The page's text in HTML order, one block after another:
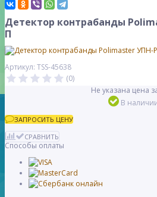
Детектор контрабанды
П
Артикул: TSS-45638
(0)
Не указана цена
В
ЗАПРОСИТЬ ЦЕНУ
СРАВНИТЬ
Способы оплаты